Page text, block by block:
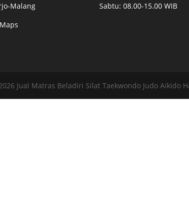
Malang
Sabtu: 08.00-15.00 WIB
Jual Matras Beladiri Silat Taekwondo Judo Aikido